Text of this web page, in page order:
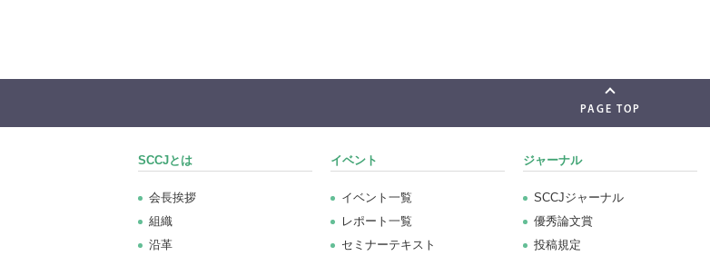
PAGE TOP
SCCJとは
会長挨拶
組織
沿革
イベント
イベント一覧
レポート一覧
セミナーテキスト
ジャーナル
SCCJジャーナル
優秀論文賞
投稿規定